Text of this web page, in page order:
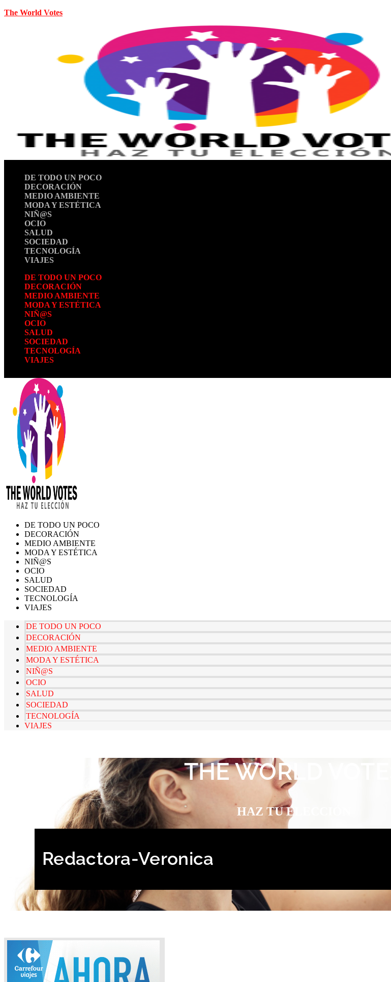
The World Votes
DE TODO UN POCO
DECORACIÓN
MEDIO AMBIENTE
MODA Y ESTÉTICA
NIÑ@S
OCIO
SALUD
SOCIEDAD
TECNOLOGÍA
VIAJES
DE TODO UN POCO
DECORACIÓN
MEDIO AMBIENTE
MODA Y ESTÉTICA
NIÑ@S
OCIO
SALUD
SOCIEDAD
TECNOLOGÍA
VIAJES
DE TODO UN POCO
DECORACIÓN
MEDIO AMBIENTE
MODA Y ESTÉTICA
NIÑ@S
OCIO
SALUD
SOCIEDAD
TECNOLOGÍA
VIAJES
DE TODO UN POCO
DECORACIÓN
MEDIO AMBIENTE
MODA Y ESTÉTICA
NIÑ@S
OCIO
SALUD
SOCIEDAD
TECNOLOGÍA
VIAJES
THE WORLD VOTES
HAZ TU ELECCIÓN
Redactora-Veronica